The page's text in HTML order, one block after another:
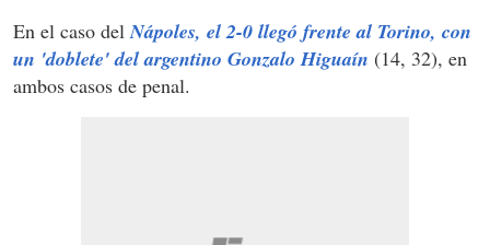
En el caso delNápoles, el 2-0 llegó frente al Torino, con
un 'doblete' del argentino Gonzalo Higuaín (14, 32), en
ambos casos de penal.